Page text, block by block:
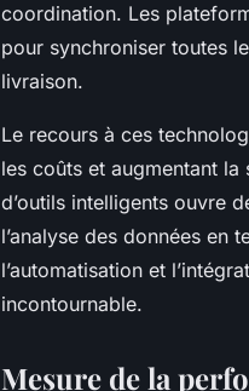
coordination. Les
pour synchroniser toutes
livraison.
Le recours à ces
les coûts et augmentant
d’outils intelligents ouvre
l’analyse des données en
l’automatisation et
incontournable.
Mesure de la